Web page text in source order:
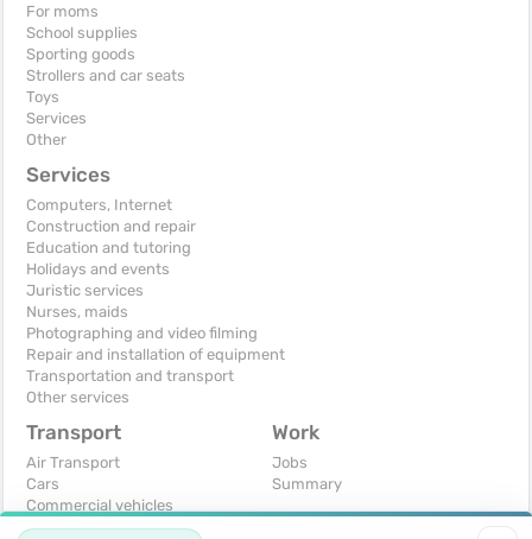
For moms
School supplies
Sporting goods
Strollers and car seats
Toys
Services
Other
Services
Computers, Internet
Construction and repair
Education and tutoring
Holidays and events
Juristic services
Nurses, maids
Photographing and video filming
Repair and installation of equipment
Transportation and transport
Other services
Transport
Air Transport
Cars
Commercial vehicles
Moto
Work
Jobs
Summary